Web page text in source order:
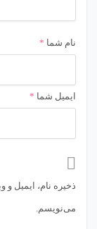
نام شما *
ایمیل شما *
ذخیره نام، ایمیل
می‌نویسم.